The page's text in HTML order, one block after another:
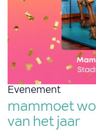
Evenement
mammoet
van het jaar